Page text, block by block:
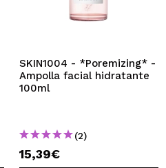
SKIN1004 - *Poremizing* -
Ampolla facial hidratante
100ml
(2)
15,39€